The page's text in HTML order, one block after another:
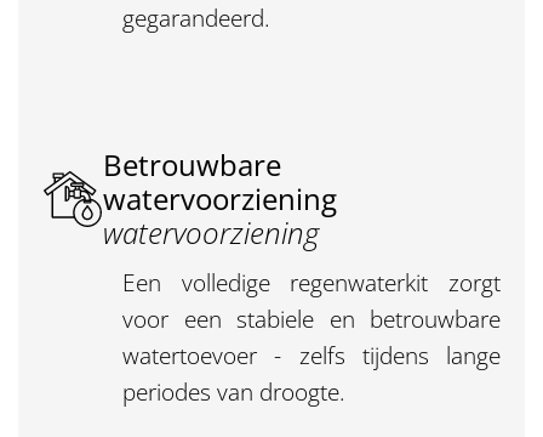
gegarandeerd.
Betrouwbare
watervoorziening
watervoorziening
Een volledige regenwaterkit zorgt
voor een stabiele en betrouwbare
watertoevoer - zelfs tijdens lange
periodes van droogte.